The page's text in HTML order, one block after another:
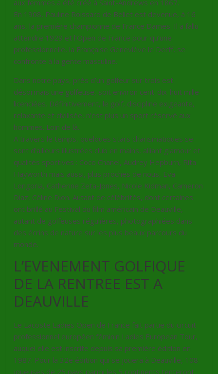
aux femmes a été créé à Saint-Andrews en 1867.
En 1908, Pauline Roissard de Bellet est devenue, à 16
ans, la première championne de France Dames. Il a fallu
attendre 1929 et l’Open de France pour qu’une
professionnelle, la Française Geneviève le Derff, se
confronte à la gente masculine.
Dans notre pays, près d’un golfeur sur trois est
désormais une golfeuse, soit environ cent-dix-huit mille
licenciées. Définitivement, le golf, discipline exigeante,
relaxante et civilisée, n’est plus un sport réservé aux
hommes. Loin de là.
A travers le temps, quelques stars charismatiques se
sont d’ailleurs illustrées club en mains, alliant glamour et
qualités sportives : Coco Chanel, Audrey Hepburn, Rita
Hayworth mais aussi, plus proches de nous, Eva
Longoria, Catherine Zeta-Jones, Nicole Kidman, Cameron
Diaz, Céline Dion. Autant de célébrités, dont certaines
ont brillé au Festival du film américain de Deauville,
autant de golfeuses régulières, photographiées dans
des écrins de nature sur les plus beaux parcours du
monde.
L’EVENEMENT GOLFIQUE
DE LA RENTREE EST A
DEAUVILLE
Le Lacoste Ladies Open de France fait partie du circuit
professionnel européen féminin Ladies European Tour,
auquel elle est inscrite depuis sa première édition en
1987. Pour la 32e édition qui se jouera à Deauville, 108
joueuses de 25 pays parmi les 5 continents tenteront